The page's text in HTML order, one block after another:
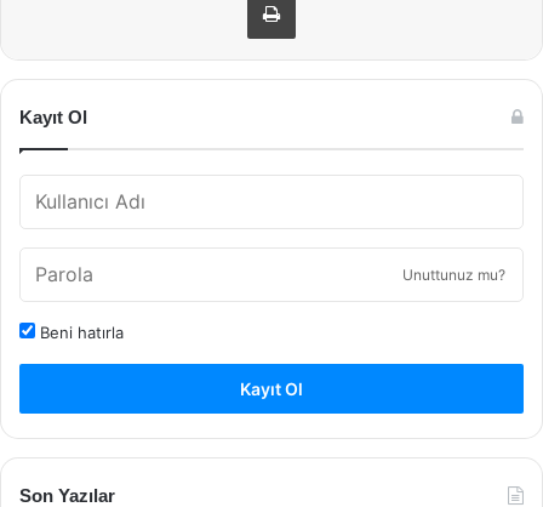
Kayıt Ol
Unuttunuz mu?
Beni hatırla
Kayıt Ol
Son Yazılar